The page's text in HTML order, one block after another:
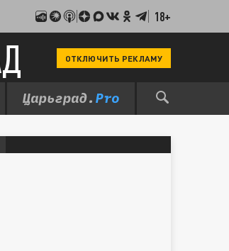
18+
ОТКЛЮЧИТЬ РЕКЛАМУ